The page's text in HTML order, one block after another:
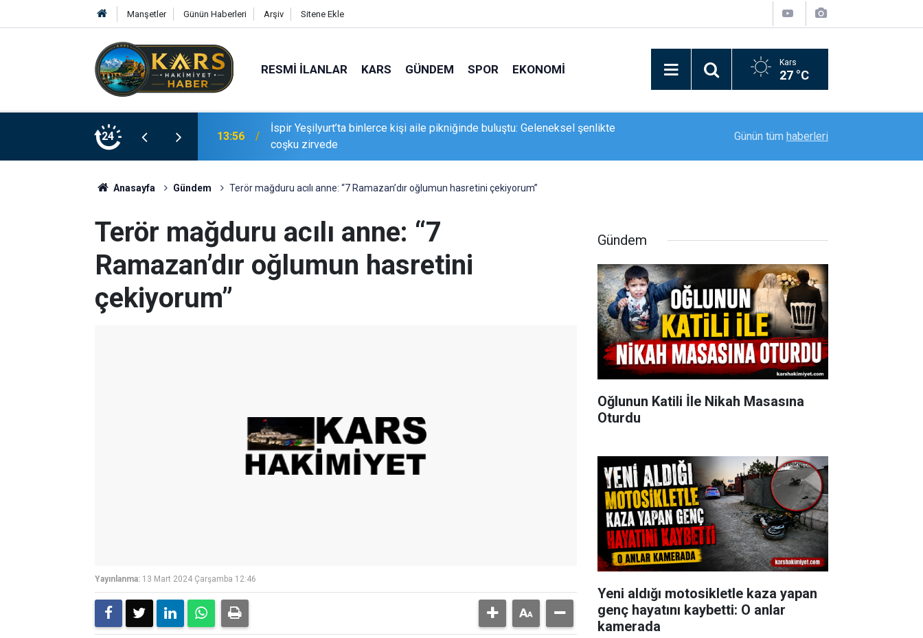
Manşetler Günün Haberleri Arşiv Sitene Ekle
RESMI İLANLAR KARS GÜNDEM SPOR EKONOMI Kars
27 °C
24
13:56
İspir Yeşilyurt’ta binlerce kişi aile pikniğinde buluştu: Geleneksel şenlikte
coşku zirvede
13:56 Vali Yamlı Bal hasadına katıldı Tatvan’da "Sürdürülebilir turizm ve dijital
Günün tüm haberleri
Anasayfa Gündem Terör mağduru acılı anne: “7 Ramazan’dır oğlumun hasretini çekiyorum”
Terör mağduru acılı anne: “7
Ramazan’dır oğlumun hasretini
çekiyorum”
Yayınlanma: 13 Mart 2024 Çarşamba 12:46
Gündem
Oğlunun Katili İle Nikah Masasına
Oturdu
Yeni aldığı motosikletle kaza yapan
genç hayatını kaybetti: O anlar
kamerada